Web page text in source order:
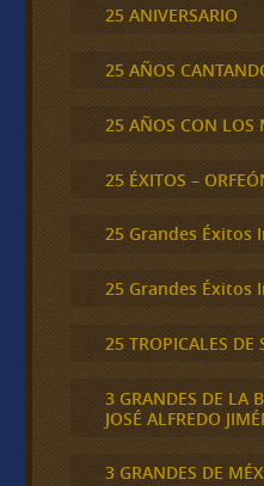
25 ANIVERSARIO
25 AÑOS
25 AÑOS CON LOS
25 ÉXITOS –
25 Grandes Éxitos
25 Grandes Éxitos
25 TROPICALES DE
3 GRANDES DE LA
JOSÉ ALFREDO
3 GRANDES DE